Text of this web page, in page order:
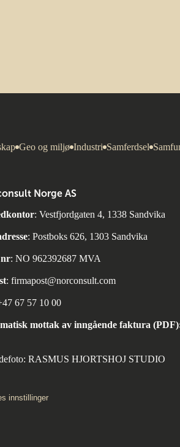
Geo og miljø Industri Samferdsel
Norge AS
: Vestfjordgaten 4, 1338 Sandvika
: Postboks 626, 1303 Sandvika
: NO 962392687 MVA
: firmapost@norconsult.com
67 57 10 00
mottak av inngående faktura
RASMUS HJORTSHOJ STUDIO
innstillinger